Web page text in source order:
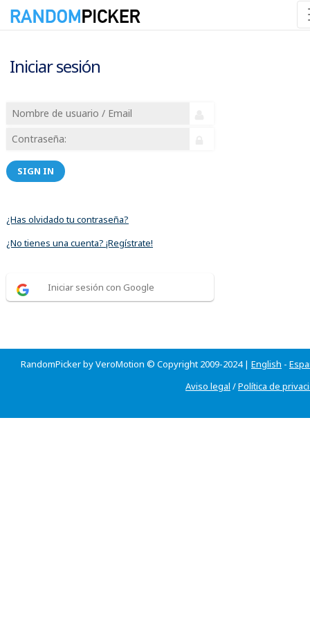
Iniciar sesión
SIGN IN
¿Has olvidado tu contraseña?
¿No tienes una cuenta? ¡Regístrate!
Iniciar sesión con Google
RandomPicker by VeroMotion © Copyright 2009-2024 | English -
Aviso legal /Política de